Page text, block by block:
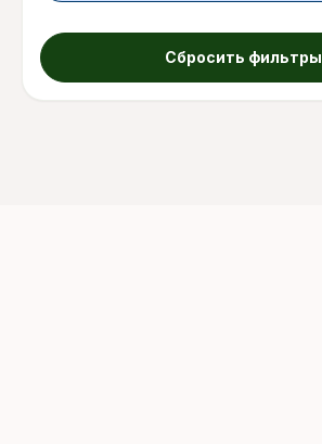
Сбросить фильтры